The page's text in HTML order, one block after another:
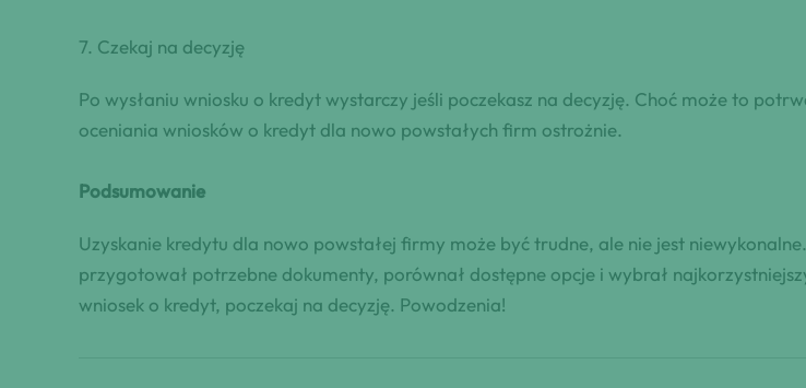
7. Czekaj na decyzję
Po wysłaniu wniosku o kredyt wystarczy jeśli poczekasz na decyzję. Choć może to
oceniania wniosków o kredyt dla nowo powstałych firm ostrożnie.
Podsumowanie
Uzyskanie kredytu dla nowo powstałej firmy może być trudne, ale nie jest
przygotował potrzebne dokumenty, porównał dostępne opcje i wybrał
wniosek o kredyt, poczekaj na decyzję. Powodzenia!